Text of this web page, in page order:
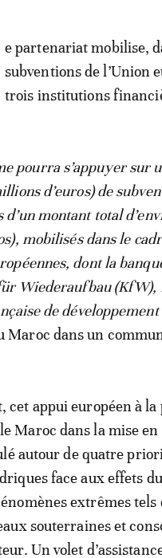
e partenariat mobilise,
subventions de l’Union
trois institutions
pourra s’appuyer sur
d’euros) de
d’un montant total
mobilisés dans le
dont la
Wiederaufbau (KfW),
de développement
Maroc dans un
cet appui européen à la
Maroc dans la mise
autour de quatre
face aux effets
extrêmes
souterraines et
Un volet